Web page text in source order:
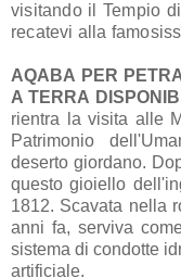
visitando il Tempio
recatevi alla
AQABA PER
A TERRA
rientra la visita alle
Patrimonio
deserto giordano.
questo gioiello
1812. Scavata nella
anni fa, serviva
sistema di condotte
artificiale.